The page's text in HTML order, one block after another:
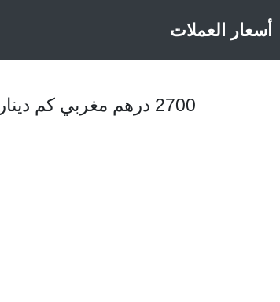
أسعار العملات
2700 درهم مغربي كم دينار كويتي